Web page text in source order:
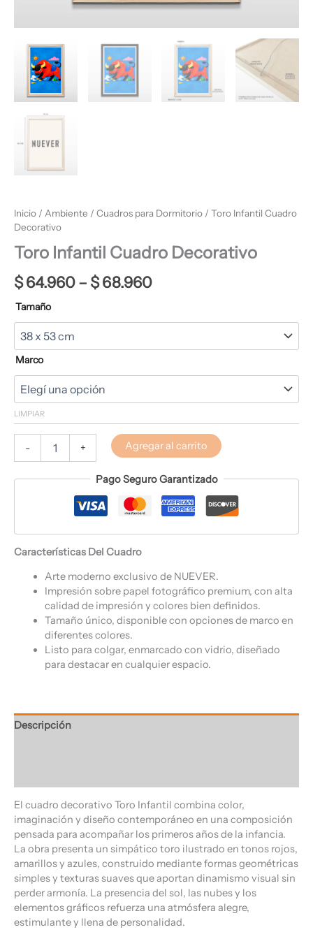
Inicio / Ambiente / Cuadros para Dormitorio / Toro Infantil Cuadro
Decorativo
Toro Infantil Cuadro Decorativo
$64.960– $68.960
Tamaño
Marco
LIMPIAR
- + Agregar al carrito
Pago Seguro Garantizado
Características Del Cuadro
Arte moderno exclusivo de NUEVER.
Impresión sobre papel fotográfico premium, con alta
calidad de impresión y colores bien definidos.
Tamaño único, disponible con opciones de marco en
diferentes colores.
Listo para colgar, enmarcado con vidrio, diseñado
para destacar en cualquier espacio.
Descripción
El cuadro decorativo Toro Infantil combina color,
imaginación y diseño contemporáneo en una composición
pensada para acompañar los primeros años de la infancia.
La obra presenta un simpático toro ilustrado en tonos rojos,
amarillos y azules, construido mediante formas geométricas
simples y texturas suaves que aportan dinamismo visual sin
perder armonía. La presencia del sol, las nubes y los
elementos gráficos refuerza una atmósfera alegre,
estimulante y llena de personalidad.